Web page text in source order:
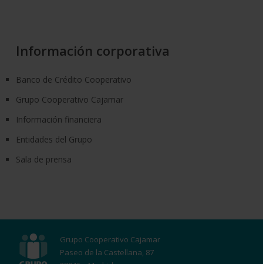
Información corporativa
Banco de Crédito Cooperativo
Grupo Cooperativo Cajamar
Información financiera
Entidades del Grupo
Sala de prensa
Grupo Cooperativo Cajamar
Paseo de la Castellana, 87